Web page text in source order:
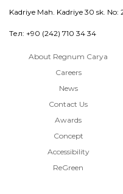
Kadriye Mah. Kadriye 30 sk. No:
Тел: +90 (242) 710 34 34
About Regnum Carya
Careers
News
Contact Us
Awards
Concept
Accessibility
ReGreen